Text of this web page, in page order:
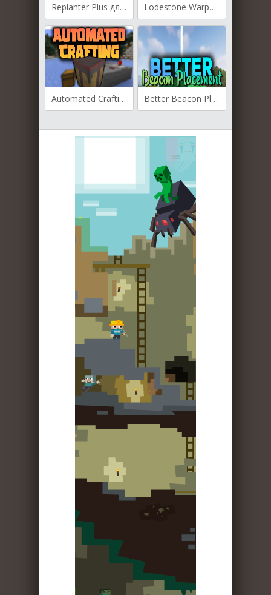
Replanter Plus для Майнкрафт [1.21.1, 1.21, 1.20.6] Lodestone Warps для Майнкрафт [1.21, 1.20.1]
Automated Crafting для Майнкрафт [1.20.6, 1.20.4] Better Beacon Placement для Майнкрафт [1.20.1, 1.20, 1.19.4]